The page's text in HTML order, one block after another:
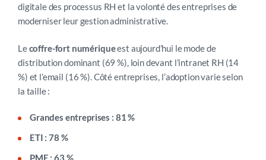
digitale des processus RH et la volonté des entreprises de
moderniser leur gestion administrative.
Lecoffre-fort numériqueest aujourd’hui le mode de
distribution dominant (69 %), loin devant l’intranet RH (14
%) et l’email (16 %). Côté entreprises, l’adoption varie selon
la taille :
Grandes entreprises : 81 %
ETI : 78 %
PME : 63 %